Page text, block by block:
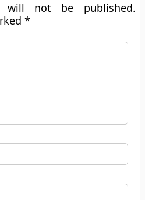
will not be published.
*